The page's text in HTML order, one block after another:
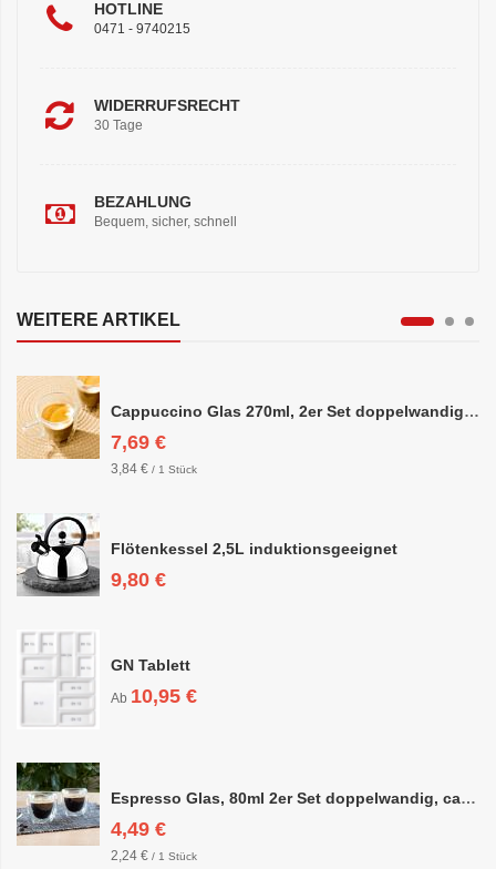
HOTLINE
0471 - 9740215
WIDERRUFSRECHT
30 Tage
BEZAHLUNG
Bequem, sicher, schnell
WEITERE ARTIKEL
Cappuccino Glas 270ml, 2er Set doppelwandig, ca. 8,5 x 10cm
7,69 €
3,84 € / 1 Stück
Flötenkessel 2,5L induktionsgeeignet
9,80 €
GN Tablett
Ab 10,95 €
Espresso Glas, 80ml 2er Set doppelwandig, ca. 6,3 x 6,4cm
4,49 €
2,24 € / 1 Stück